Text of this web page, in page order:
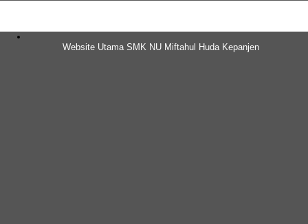
Website Utama SMK NU Miftahul Huda Kepanjen